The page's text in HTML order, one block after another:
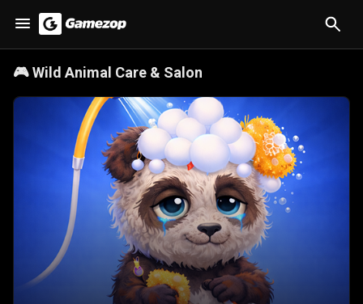
🎮Wild Animal Care & Salon